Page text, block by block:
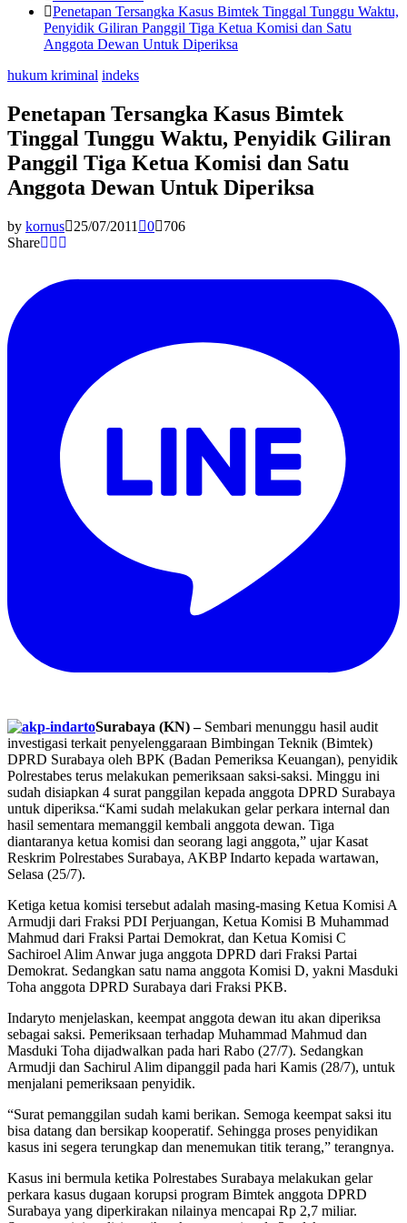
Penetapan Tersangka Kasus Bimtek Tinggal Tunggu Waktu,
Penyidik Giliran Panggil Tiga Ketua Komisi dan Satu
Anggota Dewan Untuk Diperiksa
hukum kriminal indeks
Penetapan Tersangka Kasus Bimtek
Tinggal Tunggu Waktu, Penyidik Giliran
Panggil Tiga Ketua Komisi dan Satu
Anggota Dewan Untuk Diperiksa
by kornus 25/07/2011 0
706
Share
Surabaya (KN) –Sembari menunggu hasil audit
investigasi terkait penyelenggaraan Bimbingan Teknik (Bimtek)
DPRD Surabaya oleh BPK (Badan Pemeriksa Keuangan), penyidik
Polrestabes terus melakukan pemeriksaan saksi-saksi. Minggu ini
sudah disiapkan 4 surat panggilan kepada anggota DPRD Surabaya
untuk diperiksa.“Kami sudah melakukan gelar perkara internal dan
hasil sementara memanggil kembali anggota dewan. Tiga
diantaranya ketua komisi dan seorang lagi anggota,” ujar Kasat
Reskrim Polrestabes Surabaya, AKBP Indarto kepada wartawan,
Selasa (25/7).
Ketiga ketua komisi tersebut adalah masing-masing Ketua Komisi A
Armudji dari Fraksi PDI Perjuangan, Ketua Komisi B Muhammad
Mahmud dari Fraksi Partai Demokrat, dan Ketua Komisi C
Sachiroel Alim Anwar juga anggota DPRD dari Fraksi Partai
Demokrat. Sedangkan satu nama anggota Komisi D, yakni Masduki
Toha anggota DPRD Surabaya dari Fraksi PKB.
Indaryto menjelaskan, keempat anggota dewan itu akan diperiksa
sebagai saksi. Pemeriksaan terhadap Muhammad Mahmud dan
Masduki Toha dijadwalkan pada hari Rabo (27/7). Sedangkan
Armudji dan Sachirul Alim dipanggil pada hari Kamis (28/7), untuk
menjalani pemeriksaan penyidik.
“Surat pemanggilan sudah kami berikan. Semoga keempat saksi itu
bisa datang dan bersikap kooperatif. Sehingga proses penyidikan
kasus ini segera terungkap dan menemukan titik terang,” terangnya.
Kasus ini bermula ketika Polrestabes Surabaya melakukan gelar
perkara kasus dugaan korupsi program Bimtek anggota DPRD
Surabaya yang diperkirakan nilainya mencapai Rp 2,7 miliar.